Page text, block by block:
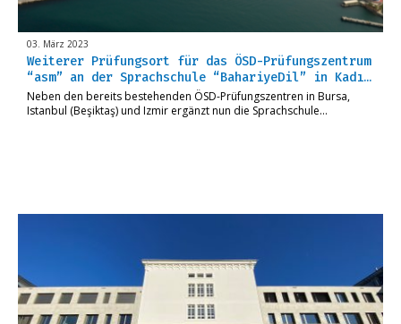
03. März 2023
Weiterer Prüfungsort für das ÖSD-Prüfungszentrum
“asm” an der Sprachschule “BahariyeDil” in Kadı…
Neben den bereits bestehenden ÖSD-Prüfungszentren in Bursa,
Istanbul (Beşiktaş) und Izmir ergänzt nun die Sprachschule…